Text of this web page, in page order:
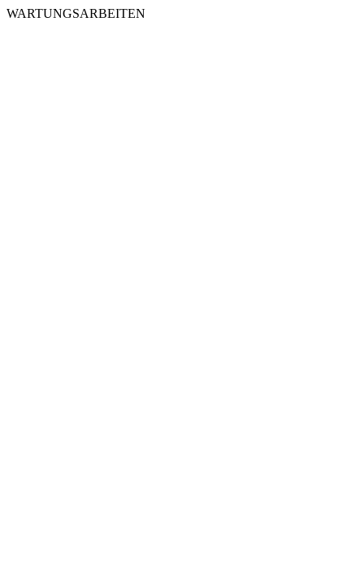
WARTUNGSARBEITEN